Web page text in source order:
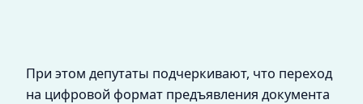
При этом депутаты подчеркивают, что переход
на цифровой формат предъявления документа